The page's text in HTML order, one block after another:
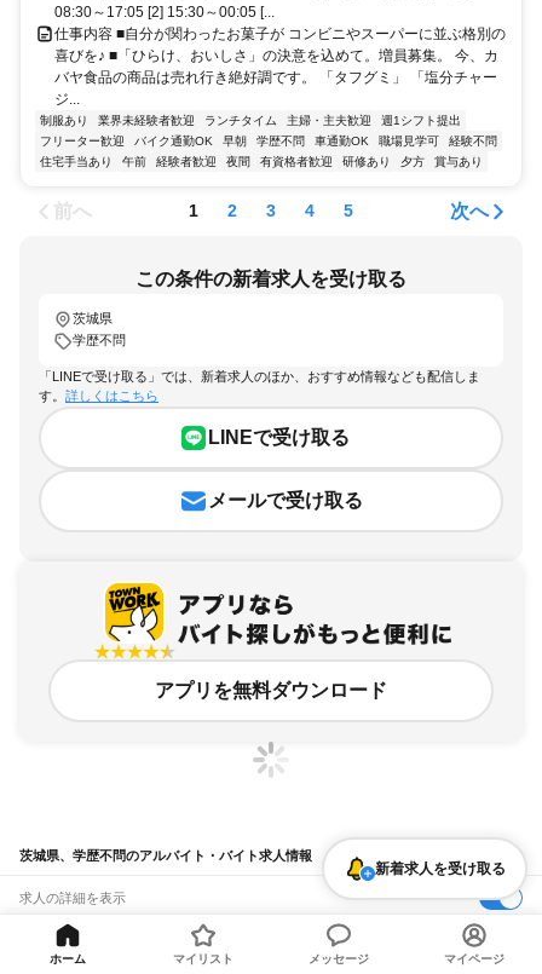
で終わらせない、日本中の笑顔を作る司令塔へ。
08:30～17:05 [2] 15:30～00:05 [...
仕事内容 ■自分が関わったお菓子が コンビニやスーパーに並ぶ格別の
喜びを♪ ■「ひらけ、おいしさ」の決意を込めて。増員募集。 今、カ
バヤ食品の商品は売れ行き絶好調です。 「タフグミ」 「塩分チャー
ジ...
制服あり 業界未経験者歓迎 ランチタイム 主婦・主夫歓迎
週1シフト提出
フリーター歓迎
バイク通勤OK 早朝 学歴不問 車通勤OK 職場見学可
経験不問
住宅手当あり
午前 経験者歓迎 夜間 有資格者歓迎 研修あり 夕方 賞与あり
前へ 1 2 3 4 5 次へ
この条件の新着求人を受け取る
茨城県
学歴不問
「LINEで受け取る」では、新着求人のほか、おすすめ情報なども配信しま
す。 詳しくはこちら
LINEで受け取る
メールで受け取る
アプリを無料ダウンロード
茨城県、学歴不問のアルバイト・バイト求人情報
求人の詳細を表示
条件を追加・変更して検索
新着求人を受け取る
ホーム マイリスト メッセージ マイページ